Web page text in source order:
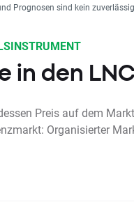
Prognosen sind kein
in den
Preis auf dem
Organisierter